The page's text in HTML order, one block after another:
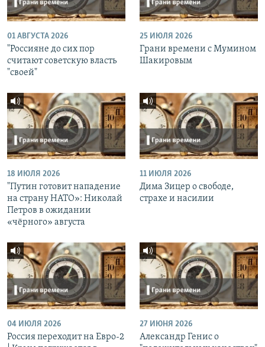
01 АВГУСТА 2026
"Россияне до сих пор
считают советскую власть
"своей"
25 ИЮЛЯ 2026
Грани времени с Мумином
Шакировым
18 ИЮЛЯ 2026
"Путин готовит нападение
на страну НАТО»: Николай
Петров в ожидании
«чёрного» августа
11 ИЮЛЯ 2026
Дима Зицер о свободе,
страхе и насилии
04 ИЮЛЯ 2026
Россия переходит на Евро-2
27 ИЮНЯ 2026
Александр Генис о